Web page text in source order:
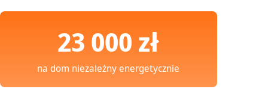
23 000 zł
na dom niezależny energetycznie